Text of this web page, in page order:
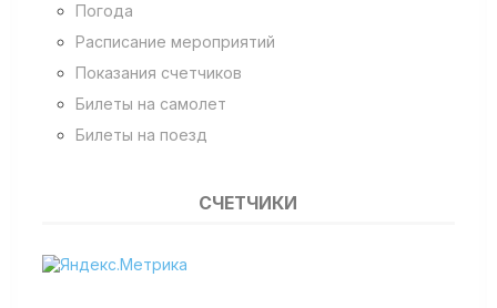
Погода
Расписание мероприятий
Показания счетчиков
Билеты на самолет
Билеты на поезд
СЧЕТЧИКИ